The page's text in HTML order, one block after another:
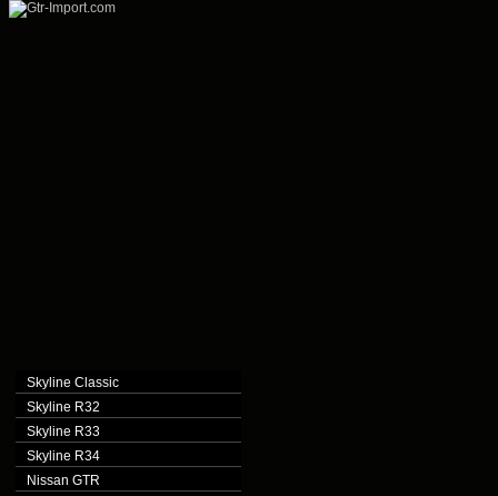
Skyline Classic
Skyline R32
Skyline R33
Skyline R34
Nissan GTR